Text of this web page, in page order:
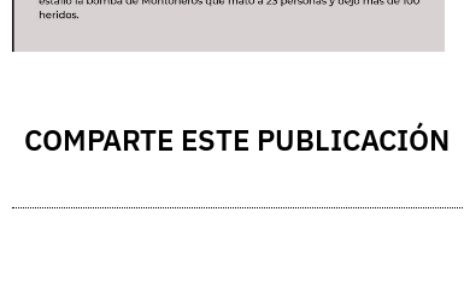
COMPARTE ESTE PUBLICACIÓN